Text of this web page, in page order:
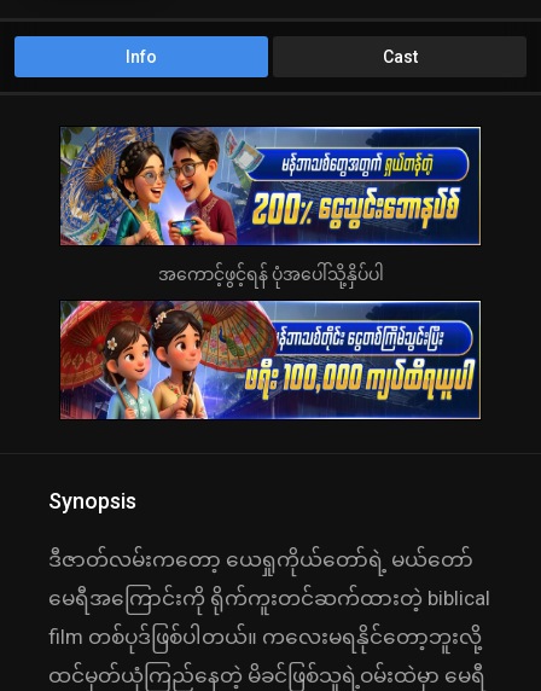
Info Cast
အကောင့်ဖွင့်ရန် ပုံအပေါ်သို့နှိပ်ပါ
Synopsis
ဒီဇာတ်လမ်းကတော့ ယေရှုကိုယ်တော်ရဲ့ မယ်တော်
မေရီအကြောင်းကို ရိုက်ကူးတင်ဆက်ထားတဲ့ biblical
film တစ်ပုဒ်ဖြစ်ပါတယ်။ ကလေးမရနိုင်တော့ဘူးလို့
ထင်မှတ်ယုံကြည်နေတဲ့ မိခင်ဖြစ်သူရဲ့ဝမ်းထဲမှာ မေရီ